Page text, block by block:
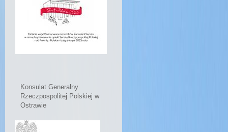
Konsulat Generalny
Rzeczpospolitej Polskiej w
Ostrawie